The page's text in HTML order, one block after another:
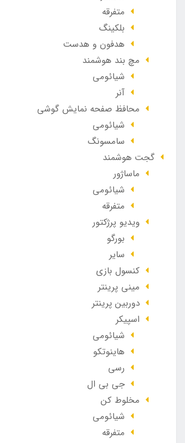
متفرقه
بلکینگ
هدفون و هدست
مچ بند هوشمند
شیائومی
آنر
محافظ صفحه نمایش گوشی
شیائومی
سامسونگ
گجت هوشمند
ماساژور
شیائومی
متفرقه
ویدیو پرژکتور
بورگو
سایر
کنسول بازی
مینی پرینتر
دوربین پرینتر
اسپیکر
شیائومی
هاینوتکو
رسی
جی بی ال
مخلوط کن
شیائومی
متفرقه